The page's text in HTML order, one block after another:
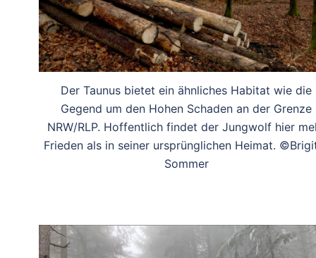
Der Taunus bietet ein ähnliches Habitat wie die
Gegend um den Hohen Schaden an der Grenze
NRW/RLP. Hoffentlich findet der Jungwolf hier
Frieden als in seiner ursprünglichen Heimat.
Sommer